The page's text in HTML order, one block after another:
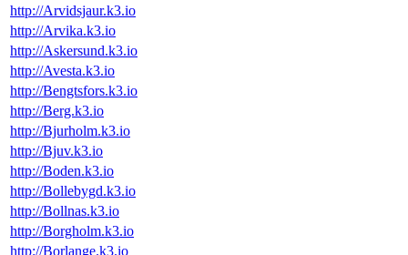
http://Arvidsjaur.k3.io
http://Arvika.k3.io
http://Askersund.k3.io
http://Avesta.k3.io
http://Bengtsfors.k3.io
http://Berg.k3.io
http://Bjurholm.k3.io
http://Bjuv.k3.io
http://Boden.k3.io
http://Bollebygd.k3.io
http://Bollnas.k3.io
http://Borgholm.k3.io
http://Borlange.k3.io